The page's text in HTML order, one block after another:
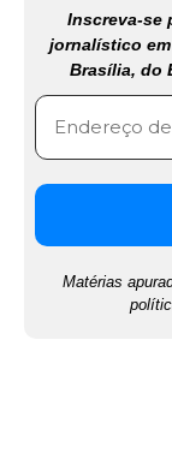
Inscreva-se
jornalístico
Brasília, do
Matérias